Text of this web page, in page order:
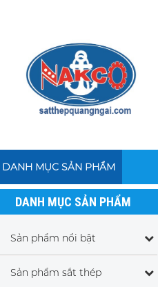
DANH MỤC SẢN PHẨM
DANH MỤC SẢN PHẨM
Sản phẩm nổi bật
Sản phẩm sắt thép